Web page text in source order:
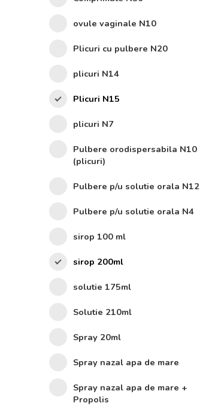
ovule vaginale N10
Plicuri cu pulbere N20
plicuri N14
Plicuri N15
plicuri N7
Pulbere orodispersabila N10
(plicuri)
Pulbere p/u solutie orala N12
Pulbere p/u solutie orala N4
sirop 100 ml
sirop 200ml
solutie 175ml
Solutie 210ml
Spray 20ml
Spray nazal apa de mare
Spray nazal apa de mare +
Propolis